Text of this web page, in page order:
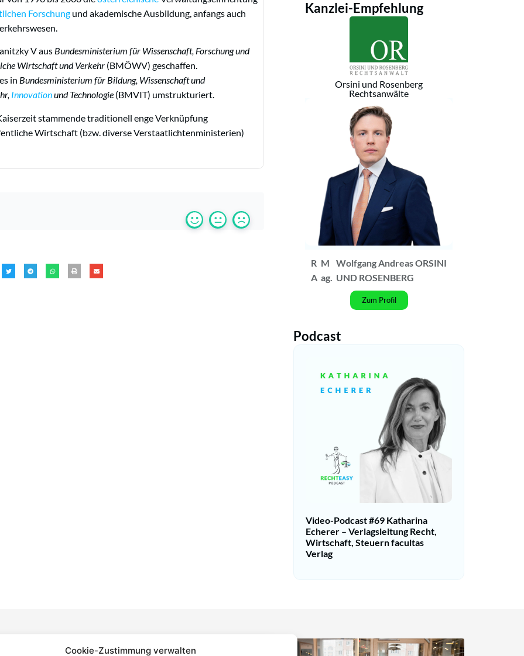
Cookie-Zustimmung verwalten
Forschung und akademische Ausbildung, anfangs auch
V aus Bundesministerium für Wissenschaft, Forschung und
Wirtschaft und Verkehr (BMÖWV) geschaffen.
in Bundesministerium für Bildung, Wissenschaft und
Innovationund Technologie (BMVIT) umstrukturiert.
stammende traditionell enge Verknüpfung
Wirtschaft (bzw. diverse Verstaatlichtenministerien)
Kanzlei-Empfehlung
Orsini und Rosenberg
Rechtsanwälte
R
A
M
ag.
Wolfgang Andreas ORSINI
UND ROSENBERG
Zum Profil
Podcast
Video-Podcast #69 Katharina
Echerer – Verlagsleitung Recht,
Wirtschaft, Steuern facultas
Verlag